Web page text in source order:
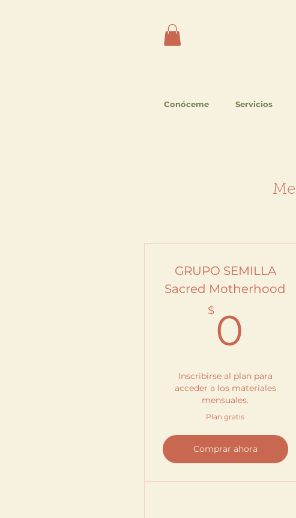
Conóceme Servicios
GRUPO SEMILLA
Sacred Motherhood
$ 0
Inscribirse al plan para
acceder a los materiales
mensuales.
Plan gratis
Comprar ahora